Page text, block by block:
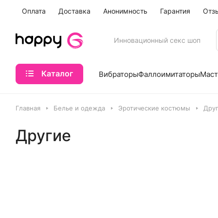
Оплата Доставка Анонимность Гарантия
Инновационный секс шоп
Каталог ВибраторыФаллоимитаторы
Главная Белье и одежда Эротические костюмы
Другие